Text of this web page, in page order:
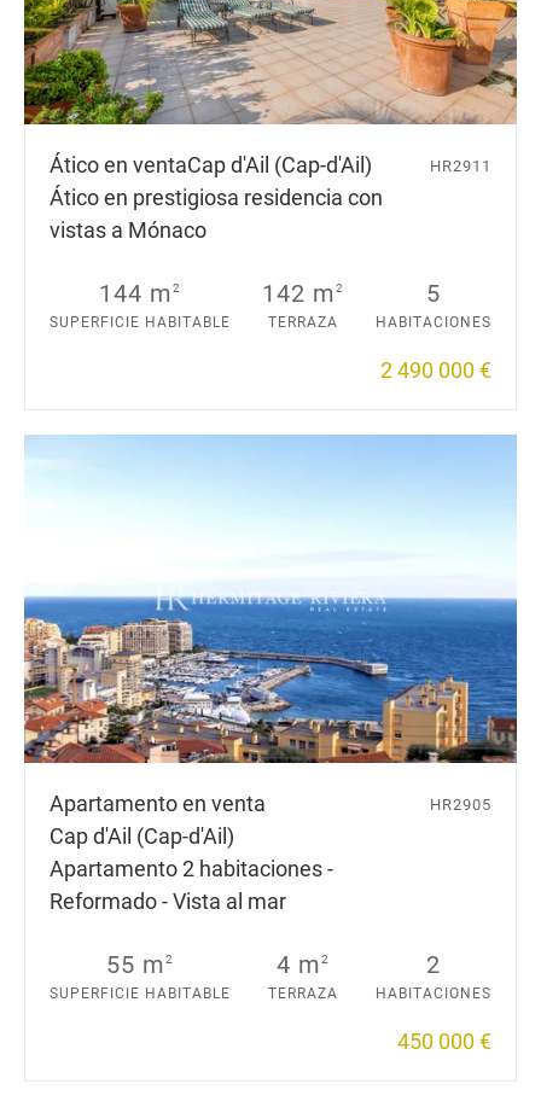
Ático en ventaCap d'Ail (Cap-d'Ail)
Ático en prestigiosa residencia con
vistas a Mónaco
HR2911
144 m2
SUPERFICIE HABITABLE
142 m2
TERRAZA
5
HABITACIONES
2 490 000 €
Apartamento en venta
Cap d'Ail (Cap-d'Ail)
Apartamento 2 habitaciones -
Reformado - Vista al mar
HR2905
55 m2
SUPERFICIE HABITABLE
4 m2
TERRAZA
2
HABITACIONES
450 000 €